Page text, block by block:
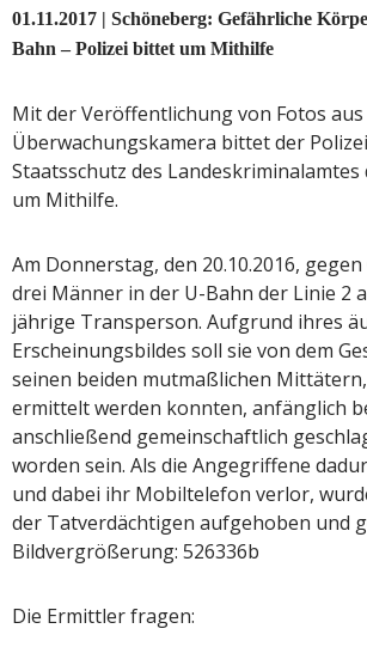
01.11.2017 | Schöneberg: Gefährliche
Bahn – Polizei bittet um Mithilfe
Mit der Veröffentlichung von Fotos aus
Überwachungskamera bittet der
Staatsschutz des
um Mithilfe.
Am Donnerstag, den 20.10.2016,
drei Männer in der U-Bahn der Linie 2
jährige Transperson. Aufgrund ihres
Erscheinungsbildes soll sie von dem
seinen beiden mutmaßlichen
ermittelt werden konnten, anfänglich
anschließend gemeinschaftlich
worden sein. Als die Angegriffene
und dabei ihr Mobiltelefon verlor,
der Tatverdächtigen aufgehoben und
Bildvergrößerung: 526336b
Die Ermittler fragen: